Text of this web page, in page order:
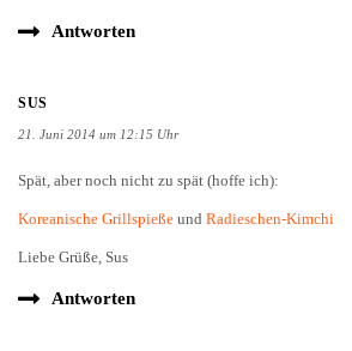
Antworten
SUS
21. Juni 2014 um 12:15 Uhr
Spät, aber noch nicht zu spät (hoffe ich):
Koreanische Grillspieße und Radieschen-Kimchi
Liebe Grüße, Sus
Antworten